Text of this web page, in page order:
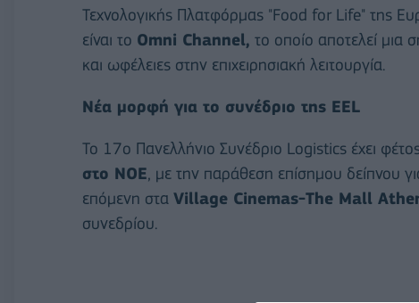
Τεχνολογικής Πλατφόρμας "Food for Life" της
είναι το Omni Channel, το οποίο αποτελεί μια
και ωφέλειες στην επιχειρησιακή λειτουργία.
Νέα μορφή για το συνέδριο της ΕΕL
Το 17ο Πανελλήνιο Συνέδριο Logistics έχει
στο ΝΟΕ , με την παράθεση επίσημου δείπνου
επόμενη στα Village Cinemas-The Mall
συνεδρίου.